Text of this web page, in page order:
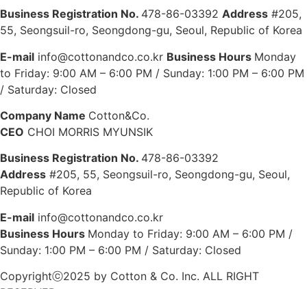
Business Registration No. 478-86-03392 Address #205,
55, Seongsuil-ro, Seongdong-gu, Seoul, Republic of Korea
E-mail info@cottonandco.co.kr Business Hours Monday
to Friday: 9:00 AM – 6:00 PM / Sunday: 1:00 PM – 6:00 PM
/ Saturday: Closed
Company Name Cotton&Co.
CEO CHOI MORRIS MYUNSIK
Business Registration No. 478-86-03392
Address #205, 55, Seongsuil-ro, Seongdong-gu, Seoul,
Republic of Korea
E-mail info@cottonandco.co.kr
Business Hours Monday to Friday: 9:00 AM – 6:00 PM /
Sunday: 1:00 PM – 6:00 PM / Saturday: Closed
Copyrightⓒ2025 by Cotton & Co. Inc. ALL RIGHT